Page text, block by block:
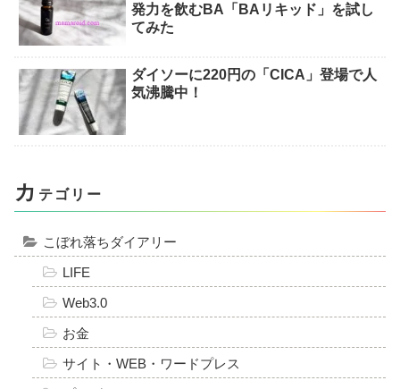
発力を飲むBA「BAリキッド」を試し
てみた
ダイソーに220円の「CICA」登場で人
気沸騰中！
カ テゴリー
こぼれ落ちダイアリー
LIFE
Web3.0
お金
サイト・WEB・ワードプレス